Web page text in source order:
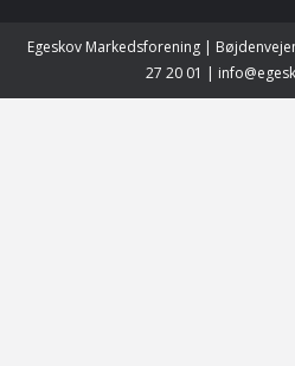
Egeskov Markedsforening |
27 20 01 |